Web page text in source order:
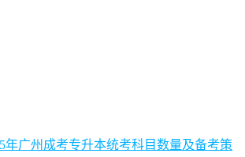
年广州成考专升本统考科目数量及备考策